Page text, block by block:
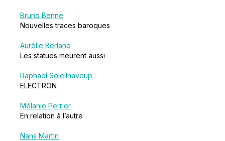
Bruno Benne
Nouvelles traces baroques
Aurélie Berland
Les statues meurent aussi
Raphaël Soleilhavoup
ELECTRON
Mélanie Perrier
En relation à l’autre
Nans Martin